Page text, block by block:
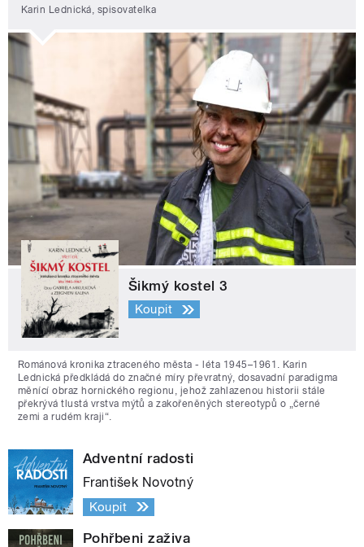
Karin Lednická, spisovatelka
Šikmý kostel 3
Koupit
Románová kronika ztraceného města - léta 1945–1961. Karin
Lednická předkládá do značné míry převratný, dosavadní paradigma
měnící obraz hornického regionu, jehož zahlazenou historii stále
překrývá tlustá vrstva mýtů a zakořeněných stereotypů o „černé
zemi a rudém kraji“.
Adventní radosti
František Novotný
Koupit
Pohřbeni zaživa